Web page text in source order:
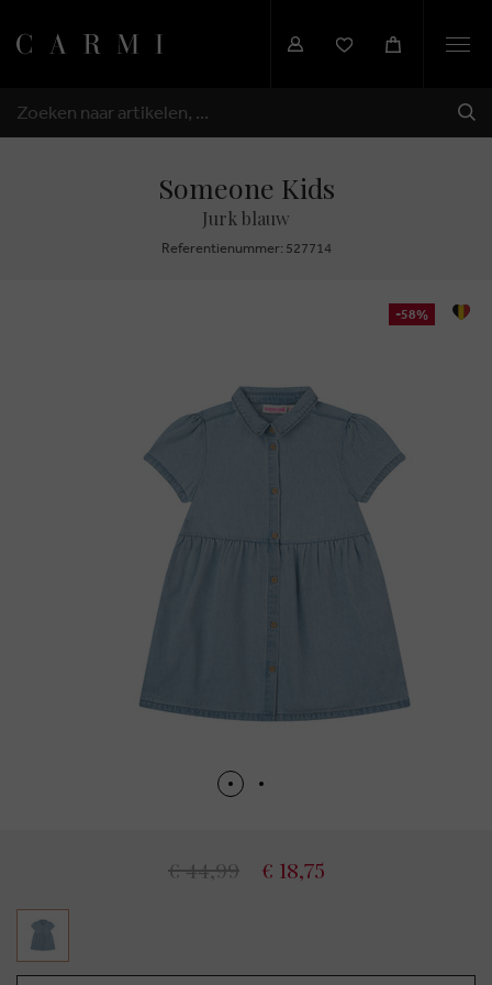
ZOEKEN
Someone Kids
Jurk blauw
Referentienummer: 527714
-58%
€ 44,99 € 18,75